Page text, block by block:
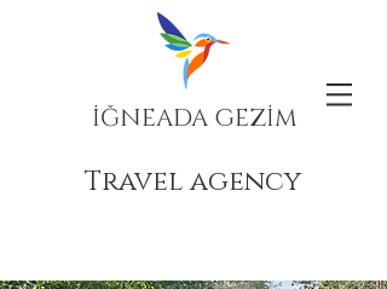
İĞNEADA GEZİM
Travel agency